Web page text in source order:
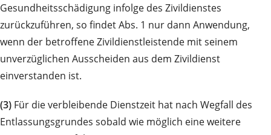
Gesundheitsschädigung infolge des Zivildienstes
zurückzuführen, so findet Abs. 1 nur dann Anwendung,
wenn der betroffene Zivildienstleistende mit seinem
unverzüglichen Ausscheiden aus dem Zivildienst
einverstanden ist.
(3) Für die verbleibende Dienstzeit hat nach Wegfall des
Entlassungsgrundes sobald wie möglich eine weitere